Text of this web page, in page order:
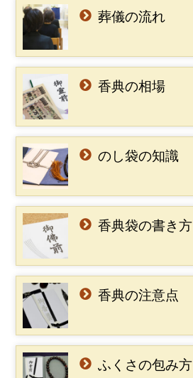
葬儀の流れ
香典の相場
のし袋の知識
香典袋の書き方
香典の注意点
ふくさの包み方